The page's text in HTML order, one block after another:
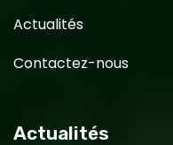
Actualités
Contactez-nous
Actualités